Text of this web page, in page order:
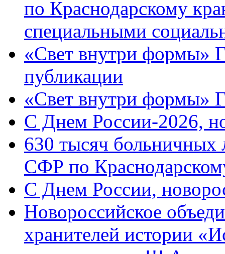
по Краснодарскому
специальными
«Свет внутри формы»
публикации
«Свет внутри формы»
C Днем России-2026,
630 тысяч больничных
СФР по
C Днем России,
Новороссийское
хранителей истории